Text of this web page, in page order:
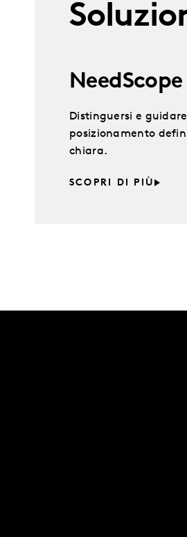
NeedScope
Distinguersi e
posizionamento
chiara.
SCOPRI DI PIÙ